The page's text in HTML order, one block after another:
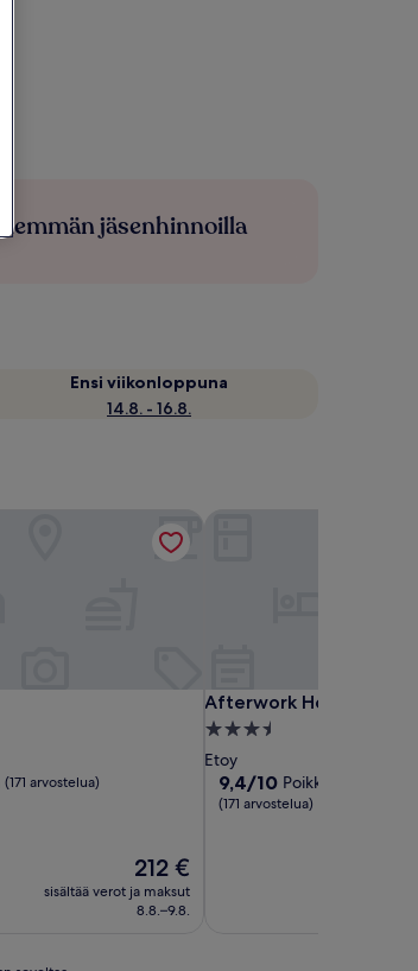
jäsenhinnoilla
Ensi viikonloppuna
14.8. - 16.8.
(171 arvostelua)
Hinta
on
212 €
212 €
sisältää verot ja maksut
8.8.–9.8.
Afterwork Hotel
Afterwork Hotel
3.5
tähden
majoituspaikka
Etoy
9.4
kautta
9,4/10 Poikkeuksellisen
(171 arvostelua)